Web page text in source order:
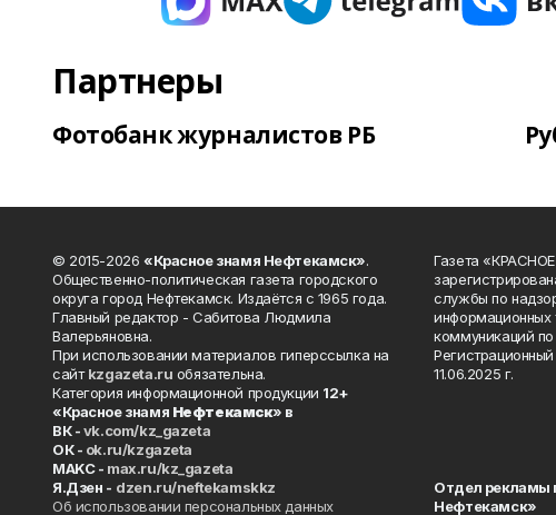
Партнеры
Фотобанк журналистов РБ
© 2015-2026 «Красное знамя Нефтекамск».
Общественно-политическая газета городского
округа город Нефтекамск. Издаётся с 1965 года.
Главный редактор - Сабитова Людмила
Валерьяновна.
При использовании материалов гиперссылка на
сайтkzgazeta.ru обязательна.
Категория информационной продукции 12+
«Красное знамя Нефтекамск» в
ВК -vk.com/kz_gazeta
ОК - ok.ru/kzgazeta
MAKC - max.ru/kz_gazeta
Я.Дзен - dzen.ru/neftekamskkz
Об использовании персональных данных
Газета
службы по
информационных
коммуникаций
11.06.2025 г.
Отдел рекламы
Нефтекамск»